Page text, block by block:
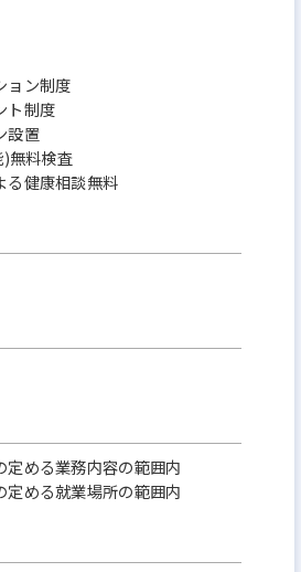
ョン制度
ト制度
設置
無料検査
健康相談無料
定める業務内容の範囲内
定める就業場所の範囲内